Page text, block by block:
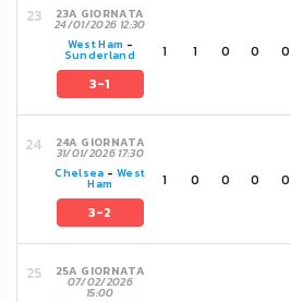
23A GIORNATA
24/01/2026 12:30
West Ham -
Sunderland
3-1
1 1 0 0 0
24A GIORNATA
31/01/2026 17:30
Chelsea - West
Ham
3-2
1 0 0 0 0
25A GIORNATA
07/02/2026
15:00